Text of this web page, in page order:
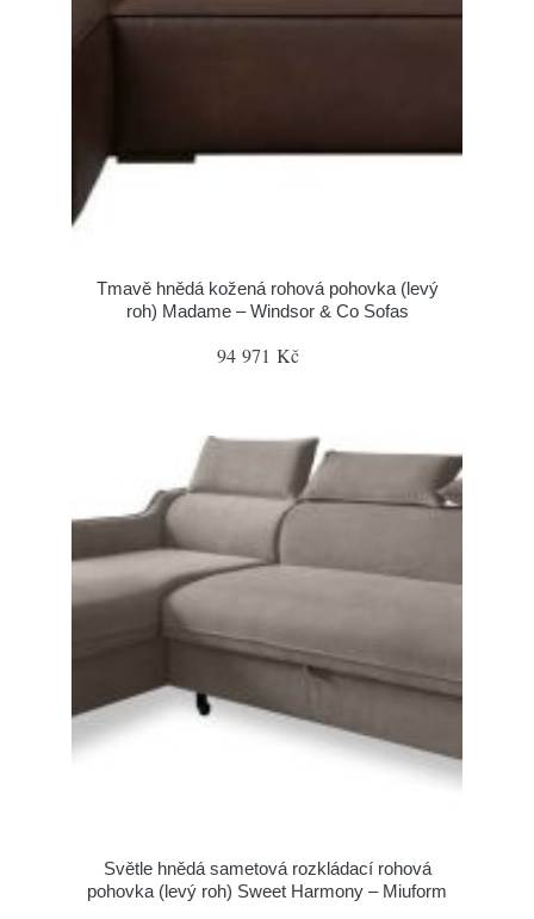
Tmavě hnědá kožená rohová pohovka (levý
roh) Madame – Windsor & Co Sofas
94 971 Kč
Světle hnědá sametová rozkládací rohová
pohovka (levý roh) Sweet Harmony – Miuform